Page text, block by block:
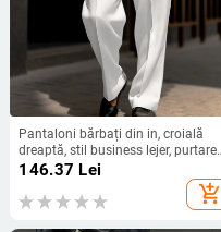
Pantaloni bărbați din in, croială
dreaptă, stil business lejer, purtare
zilnică, patru sezoane, toamnă
146.37 Lei
add_shopping_cart